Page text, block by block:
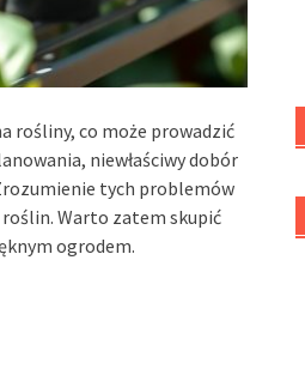
rośliny, co może prowadzić
niewłaściwy dobór
tych problemów
Warto zatem skupić
ogrodem.